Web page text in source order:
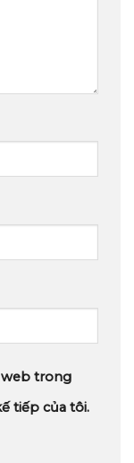
web trong
tiếp của tôi.